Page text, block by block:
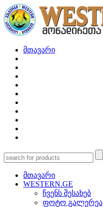
მთავარი
მთავარი
WESTERN.GE
ჩვენს შესახებ
ფოტო გალერეა